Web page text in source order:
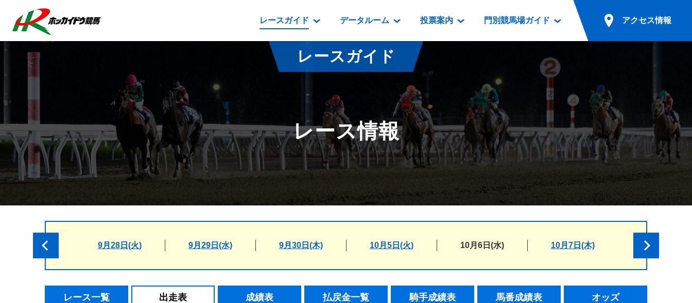
レースガイド
レース情報
払戻金一覧
騎手成績表
馬番成績表
オッズ
番組・級別表ダウンロード
開催カレンダー
重賞競走体系図
スタリオンシリーズ競走
道内の発売情報(PDF)
データルーム
データルーム
騎手・調教師紹介
坂路調教映像
遠征馬情報
番組編成要領
映像コンテンツ
重賞競走VTR
重賞競走参考VTR
レースダイジェスト
新馬ダイジェスト
投票案内
電話・インターネット投票
場外発売所
実況・テレホンサービス
発売・払戻
門別競馬場ガイド
門別競馬場情報
門別競馬場グルメ
とねっこジンギスカン
いずみ食堂
ルンビニフードカフェ
勝馬屋
アクセス情報
無料送迎バスでのご来場
公共の交通機関でのご来場
レースガイド
レース情報
9月28日(火) 9月29日(水) 9月30日(木) 10月5日(火) 10月6日(水) 10月7日(木)
レース一覧 出走表 成績表 払戻金一覧 騎手成績表 馬番成績表 オッズ